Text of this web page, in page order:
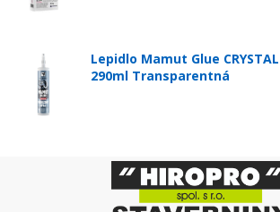
Lepidlo Mamut Glue
290ml Transparentná